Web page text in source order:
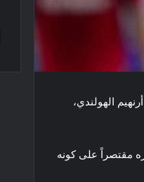
الهولندي،
مقتصراً على كونه